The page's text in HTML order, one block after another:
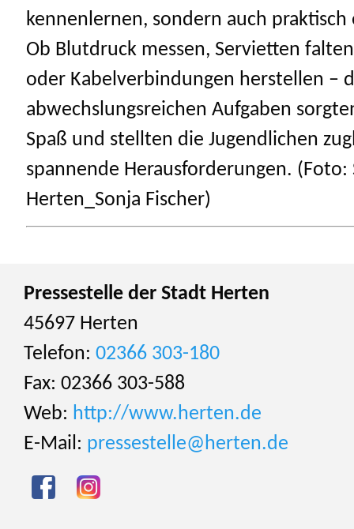
kennenlernen, sondern auch
Ob Blutdruck messen, Servietten
oder Kabelverbindungen herstellen –
abwechslungsreichen Aufgaben
Spaß und stellten die Jugendlichen
spannende Herausforderungen. (Foto:
Herten_Sonja Fischer)
Pressestelle der Stadt Herten
45697 Herten
Telefon: 02366 303-180
Fax: 02366 303-588
Web: http://www.herten.de
E-Mail: pressestelle@herten.de